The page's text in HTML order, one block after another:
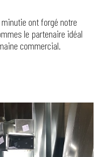
ont forgé notre
le partenaire idéal
commercial.